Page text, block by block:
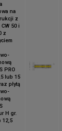
na
z
50 i
z
PRO
lub 15
płytą
H gr.
12,5